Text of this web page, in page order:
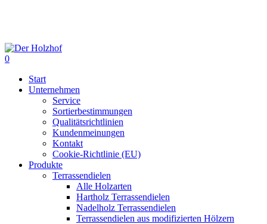
content
0
Start
Unternehmen
Service
Sortierbestimmungen
Qualitätsrichtlinien
Kundenmeinungen
Kontakt
Cookie-Richtlinie (EU)
Produkte
Terrassendielen
Alle Holzarten
Hartholz Terrassendielen
Nadelholz Terrassendielen
Terrassendielen aus modifizierten Hölzern